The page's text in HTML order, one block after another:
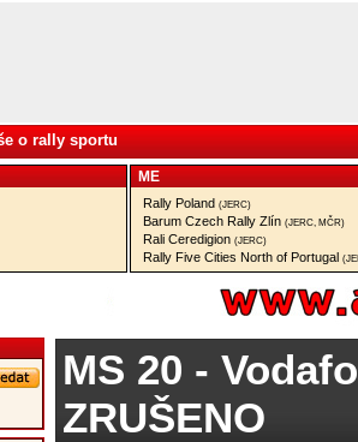
o rally sportu
ME
Rally Poland (JERC)
Barum Czech Rally Zlín (JERC, MČR)
Rali Ceredigion (JERC)
Rally Five Cities North of Portugal
MS 20 -
ZRUŠENO